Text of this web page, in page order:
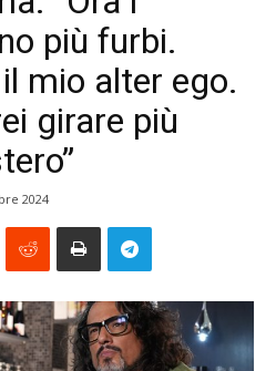
più furbi.
mio alter ego.
girare più
2024